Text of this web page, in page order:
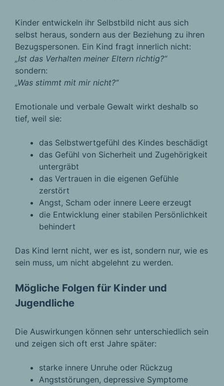
Kinder entwickeln ihr Selbstbild nicht aus sich
selbst heraus, sondern aus der Beziehung zu ihren
Bezugspersonen. Ein Kind fragt innerlich nicht:
„Ist das Verhalten meiner Eltern richtig?“
sondern:
„Was stimmt mit mir nicht?“
Emotionale und verbale Gewalt wirkt deshalb so
tief, weil sie:
das Selbstwertgefühl des Kindes beschädigt
das Gefühl von Sicherheit und Zugehörigkeit
untergräbt
das Vertrauen in die eigenen Gefühle
zerstört
Angst, Scham oder innere Leere erzeugt
die Entwicklung einer stabilen Persönlichkeit
behindert
Das Kind lernt nicht, wer es ist, sondern nur, wie es
sein muss, um nicht abgelehnt zu werden.
Mögliche Folgen für Kinder und
Jugendliche
Die Auswirkungen können sehr unterschiedlich sein
und zeigen sich oft erst Jahre später:
starke innere Unruhe oder Rückzug
Angststörungen, depressive Symptome